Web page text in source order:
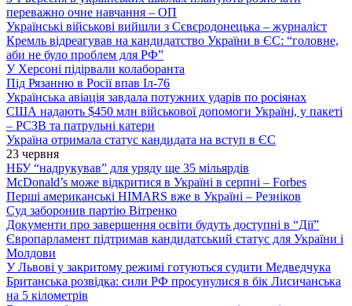
переважно очне навчання – ОП
Українські військові вийшли з Сєвєродонецька – журналіст
Кремль відреагував на кандидатство України в ЄС: “головне,
аби не було проблем для РФ”
У Херсоні підірвали колаборанта
Під Рязанню в Росії впав Іл-76
Українська авіація завдала потужних ударів по росіянах
США надають $450 млн військової допомоги Україні, у пакеті
– РСЗВ та патрульні катери
Україна отримала статус кандидата на вступ в ЄС
23 червня
НБУ “надрукував” для уряду ще 35 мільярдів
McDonald’s може відкритися в Україні в серпні – Forbes
Перші американські HIMARS вже в Україні – Резніков
Суд заборонив партію Вітренко
Документи про завершення освіти будуть доступні в “Дії”
Європарламент підтримав кандидатський статус для України і
Молдови
У Львові у закритому режимі готуються судити Медведчука
Британська розвідка: сили РФ просунулися в бік Лисичанська
на 5 кілометрів